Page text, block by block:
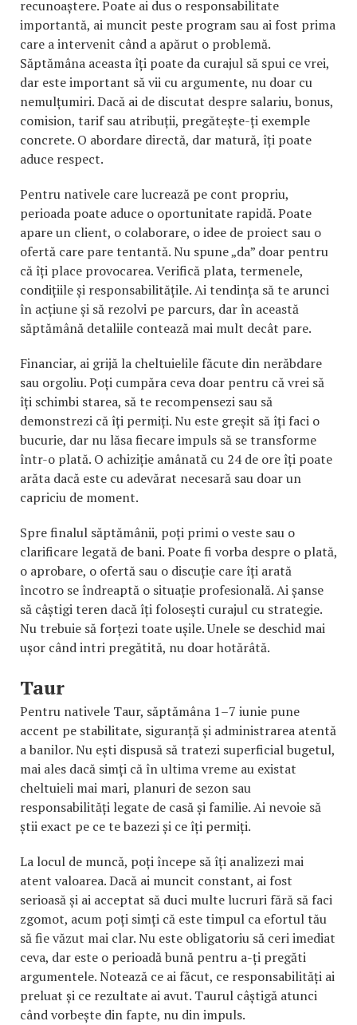
recunoaștere. Poate ai dus o responsabilitate
importantă, ai muncit peste program sau ai fost prima
care a intervenit când a apărut o problemă.
Săptămâna aceasta îți poate da curajul să spui ce vrei,
dar este important să vii cu argumente, nu doar cu
nemulțumiri. Dacă ai de discutat despre salariu, bonus,
comision, tarif sau atribuții, pregătește-ți exemple
concrete. O abordare directă, dar matură, îți poate
aduce respect.
Pentru nativele care lucrează pe cont propriu,
perioada poate aduce o oportunitate rapidă. Poate
apare un client, o colaborare, o idee de proiect sau o
ofertă care pare tentantă. Nu spune „da” doar pentru
că îți place provocarea. Verifică plata, termenele,
condițiile și responsabilitățile. Ai tendința să te arunci
în acțiune și să rezolvi pe parcurs, dar în această
săptămână detaliile contează mai mult decât pare.
Financiar, ai grijă la cheltuielile făcute din nerăbdare
sau orgoliu. Poți cumpăra ceva doar pentru că vrei să
îți schimbi starea, să te recompensezi sau să
demonstrezi că îți permiți. Nu este greșit să îți faci o
bucurie, dar nu lăsa fiecare impuls să se transforme
într-o plată. O achiziție amânată cu 24 de ore îți poate
arăta dacă este cu adevărat necesară sau doar un
capriciu de moment.
Spre finalul săptămânii, poți primi o veste sau o
clarificare legată de bani. Poate fi vorba despre o plată,
o aprobare, o ofertă sau o discuție care îți arată
încotro se îndreaptă o situație profesională. Ai șanse
să câștigi teren dacă îți folosești curajul cu strategie.
Nu trebuie să forțezi toate ușile. Unele se deschid mai
ușor când intri pregătită, nu doar hotărâtă.
Taur
Pentru nativele Taur, săptămâna 1–7 iunie pune
accent pe stabilitate, siguranță și administrarea atentă
a banilor. Nu ești dispusă să tratezi superficial bugetul,
mai ales dacă simți că în ultima vreme au existat
cheltuieli mai mari, planuri de sezon sau
responsabilități legate de casă și familie. Ai nevoie să
știi exact pe ce te bazezi și ce îți permiți.
La locul de muncă, poți începe să îți analizezi mai
atent valoarea. Dacă ai muncit constant, ai fost
serioasă și ai acceptat să duci multe lucruri fără să faci
zgomot, acum poți simți că este timpul ca efortul tău
să fie văzut mai clar. Nu este obligatoriu să ceri imediat
ceva, dar este o perioadă bună pentru a-ți pregăti
argumentele. Notează ce ai făcut, ce responsabilități ai
preluat și ce rezultate ai avut. Taurul câștigă atunci
când vorbește din fapte, nu din impuls.